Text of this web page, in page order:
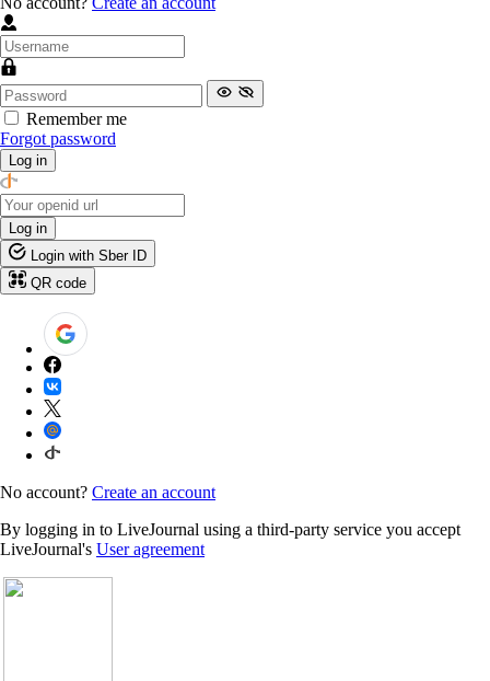
Remember me
Forgot password
Log in
Log in
Login with Sber ID
QR code
No account? Create an account
By logging in to LiveJournal using a third-party service you accept
LiveJournal's User agreement